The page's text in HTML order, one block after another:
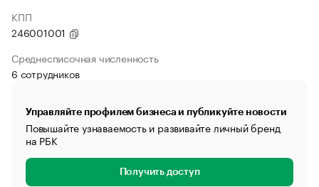
КПП
246001001
Среднесписочная численность
6 сотрудников
Управляйте профилем бизнеса и публикуйте новости
Повышайте узнаваемость и развивайте личный бренд
на РБК
Получить доступ